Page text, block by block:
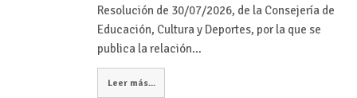
Resolución de 30/07/2026, de la Consejería de
Educación, Cultura y Deportes, por la que se
publica la relación…
Leer más...